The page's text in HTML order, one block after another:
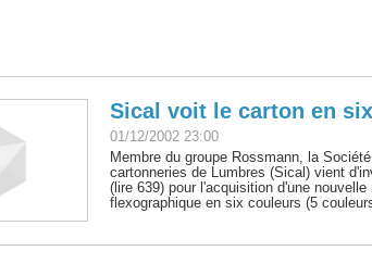
Sical voit le carton en
01/12/2002 23:00
Membre du groupe Rossmann, la
cartonneries de Lumbres (Sical) vient
(lire 639) pour l'acquisition d'une
flexographique en six couleurs (5